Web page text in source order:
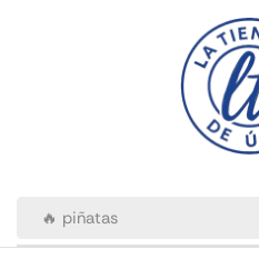
🔥 piñatas